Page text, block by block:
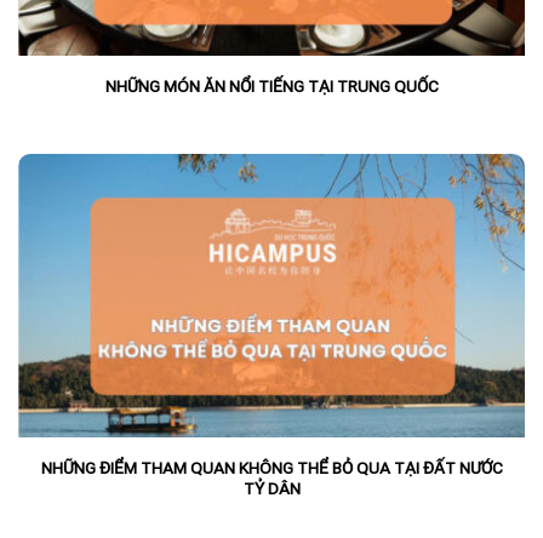
NHỮNG MÓN ĂN NỔI TIẾNG TẠI TRUNG QUỐC
NHỮNG ĐIỂM THAM QUAN KHÔNG THỂ BỎ QUA TẠI ĐẤT NƯỚC
TỶ DÂN